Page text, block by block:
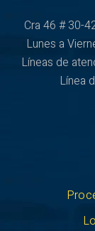
Cra 46 # 30-
Lunes a
Líneas de
Línea